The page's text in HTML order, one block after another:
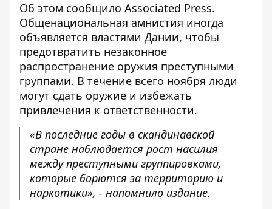
Об этом сообщило Associated Press.
Общенациональная амнистия иногда
объявляется властями Дании, чтобы
предотвратить незаконное
распространение оружия преступными
группами. В течение всего ноября люди
могут сдать оружие и избежать
привлечения к ответственности.
«В последние годы в скандинавской
стране наблюдается рост насилия
между преступными группировками,
которые борются за территорию и
наркотики», - напомнило издание.